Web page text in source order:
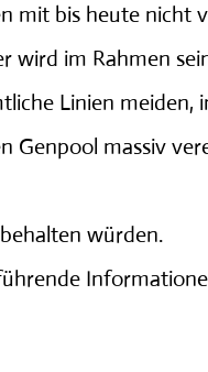
mit bis heute nicht
im Rahmen
Linien meiden,
Genpool massiv
würden.